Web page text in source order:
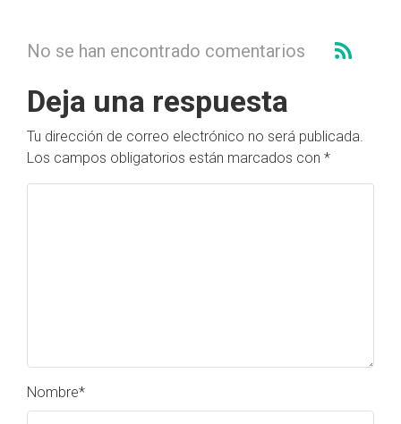
No se han encontrado comentarios
Deja una respuesta
Tu dirección de correo electrónico no será publicada.
Los campos obligatorios están marcados con *
Nombre*